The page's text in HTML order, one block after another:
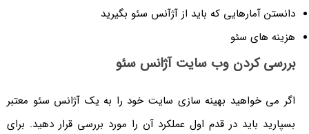
دانستن آمارهایی که باید از آژآنس سئو بگیرید
هزینه های سئو
بررسی کردن وب سایت آژانس سئو
اگر می خواهید بهینه سازی سایت خود را به یک آژانس سئو معتبر
بسپارید باید در قدم اول عملکرد آن را مورد بررسی قرار دهید. برای